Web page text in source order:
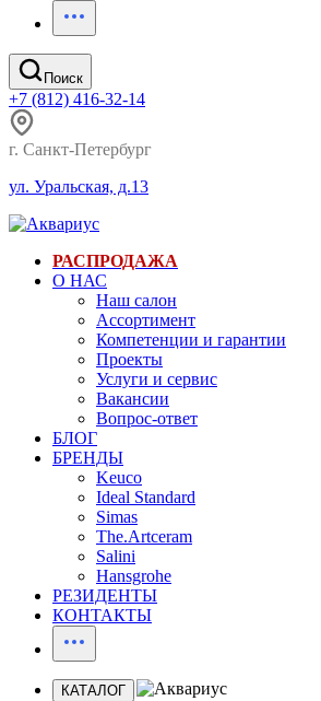
Поиск
+7 (812) 416-32-14
г. Санкт-Петербург
ул. Уральская, д.13
РАСПРОДАЖА
О НАС
Наш салон
Ассортимент
Компетенции и гарантии
Проекты
Услуги и сервис
Вакансии
Вопрос-ответ
БЛОГ
БРЕНДЫ
Keuco
Ideal Standard
Simas
The.Artceram
Salini
Hansgrohe
РЕЗИДЕНТЫ
КОНТАКТЫ
КАТАЛОГ